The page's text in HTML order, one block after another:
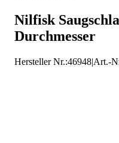
Ersatz-Schläuche
/
Nilfisk Ersatz-
Nilfisk
Durchmesser
Hersteller Nr.:46948|Art.-